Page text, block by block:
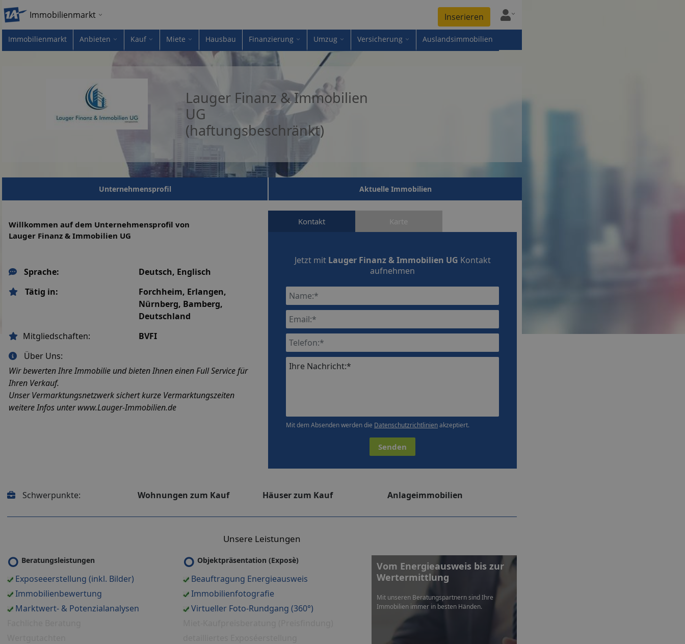
Immobilienmarkt Inserieren
Immobilienmarkt Anbieten Kauf Miete Hausbau Finanzierung Umzug Versicherung Auslandsimmobilien
Lauger Finanz & Immobilien
UG
(haftungsbeschränkt)
Unternehmensprofil Aktuelle Immobilien
Willkommen auf dem Unternehmensprofil von
Lauger Finanz & Immobilien UG
Sprache: Deutsch, Englisch
Tätig in:
Forchheim, Erlangen,
Nürnberg, Bamberg,
Deutschland
Mitgliedschaften:
BVFI
Über Uns:
Wir bewerten Ihre Immobilie und bieten Ihnen einen Full Service für
Ihren Verkauf.
Unser Vermarktungsnetzwerk sichert kurze Vermarktungszeiten
weitere Infos unter www.Lauger-Immobilien.de
Kontakt Karte
Jetzt mit Lauger Finanz & Immobilien UG Kontakt
aufnehmen
Ihre Nachricht:*
Mit dem Absenden werden die Datenschutzrichtlinienakzeptiert.
Senden
Schwerpunkte: Wohnungen zum Kauf Häuser zum Kauf Anlageimmobilien
Unsere Leistungen
Beratungsleistungen
Exposeeerstellung (inkl. Bilder)
Immobilienbewertung
Marktwert- & Potenzialanalysen
Objektpräsentation (Exposè)
Beauftragung Energieausweis
Immobilienfotografie
Virtueller Foto-Rundgang (360°)
Vom Energieausweis bis zur
Wertermittlung
Mit unseren Beratungspartnern sind Ihre
Immobilien immer in besten Händen.